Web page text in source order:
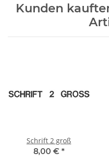
Kunden
Schrift 2 groß
8,00 € *